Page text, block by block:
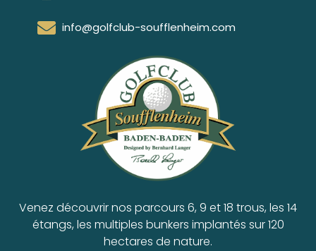
info@golfclub-soufflenheim.com
Venez découvrir nos parcours 6, 9 et 18 trous, les 14
étangs, les multiples bunkers implantés sur 120
hectares de nature.